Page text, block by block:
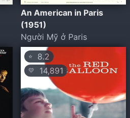
An American in Paris
(1951)
Người Mỹ ở Paris
⭐ 8.2
💛 14,891